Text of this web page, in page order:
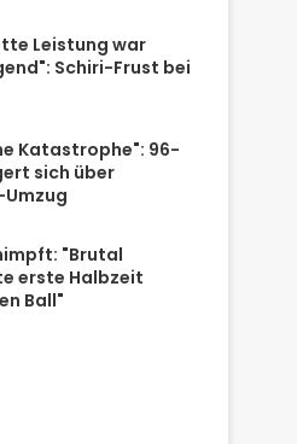
Leistung war
Schiri-Frust bei
Katastrophe": 96-
sich über
"Brutal
erste Halbzeit
Ball"